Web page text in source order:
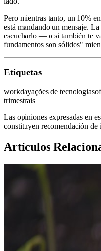
Pero mientras tanto, un 10%
está mandando un mensaje.
escucharlo — o si también te
fundamentos son sólidos"
Etiquetas
workdayações de tecnologia
trimestrais
Las opiniones expresadas en
constituyen recomendación de
Artículos